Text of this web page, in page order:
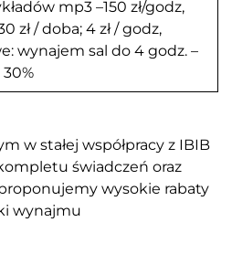
mp3 –150 zł/godz,
zł / doba; 4 zł / godz,
wynajem sal do 4 godz. –
w stałej współpracy z IBIB
świadczeń oraz
wysokie rabaty
wynajmu